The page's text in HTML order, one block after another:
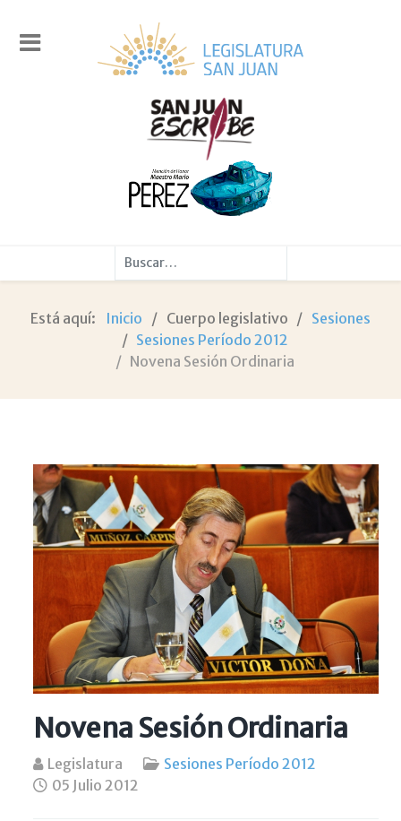
Buscar
Está aquí: Inicio Cuerpo legislativo
Sesiones
Sesiones Período 2012
Novena Sesión Ordinaria
Novena Sesión Ordinaria
Legislatura
Sesiones Período 2012
05 Julio 2012